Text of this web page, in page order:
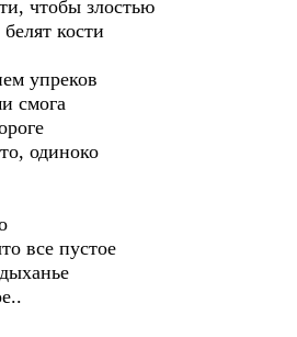
чтобы злостью
кости
упреков
смога
одиноко
все пустое